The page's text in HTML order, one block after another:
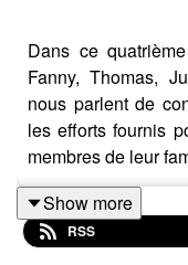
Dans ce
Fanny, Thomas,
nous parlent de
les efforts fournis
membres de leur
Car réussir à faire
Show more
RSS